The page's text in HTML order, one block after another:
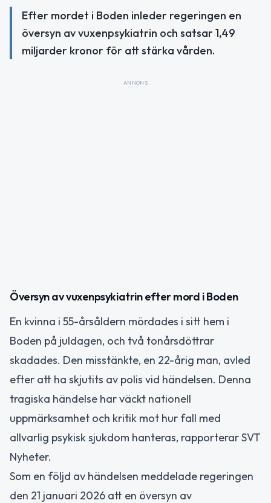
Efter mordet i Boden inleder regeringen en
översyn av vuxenpsykiatrin och satsar 1,49
miljarder kronor för att stärka vården.
ANNONS
Översyn av vuxenpsykiatrin efter mord i Boden
En kvinna i 55-årsåldern mördades i sitt hem i
Boden på juldagen, och två tonårsdöttrar
skadades. Den misstänkte, en 22-årig man, avled
efter att ha skjutits av polis vid händelsen. Denna
tragiska händelse har väckt nationell
uppmärksamhet och kritik mot hur fall med
allvarlig psykisk sjukdom hanteras, rapporterar SVT
Nyheter.
Som en följd av händelsen meddelade regeringen
den 21 januari 2026 att en översyn av